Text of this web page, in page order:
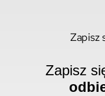
Zapisz
Zapisz